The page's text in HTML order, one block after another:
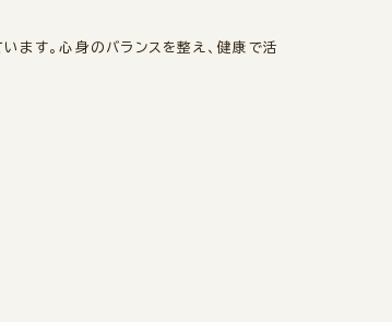
ます。心身のバランスを整え、健康で活